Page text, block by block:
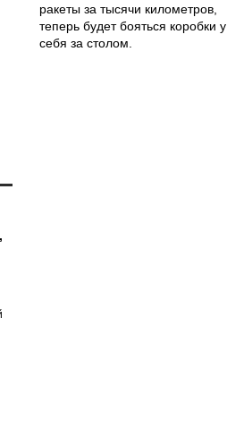
ракеты за тысячи километров,
теперь будет бояться коробки у
себя за столом.